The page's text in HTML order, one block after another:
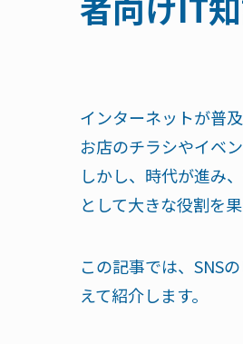
インターネットが普
お店のチラシやイベ
しかし、時代が進み
として大きな役割を果
この記事では、SNS
えて紹介します。